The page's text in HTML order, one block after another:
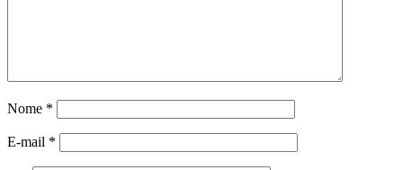
Nome *
E-mail *